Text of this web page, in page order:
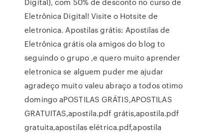
Eletrônica Digital! Visite o Hotsite de
eletronica. Apostilas grátis: Apostilas de
Eletrônica grátis ola amigos do blog to
seguindo o grupo ,e quero muito aprender
eletronica se alguem puder me ajudar
agradeço muito valeu abraço a todos otimo
domingo aPOSTILAS GRÁTIS,APOSTILAS
GRATUITAS,apostila.pdf grátis,apostila.pdf
gratuita,apostilas elétrica.pdf,apostila